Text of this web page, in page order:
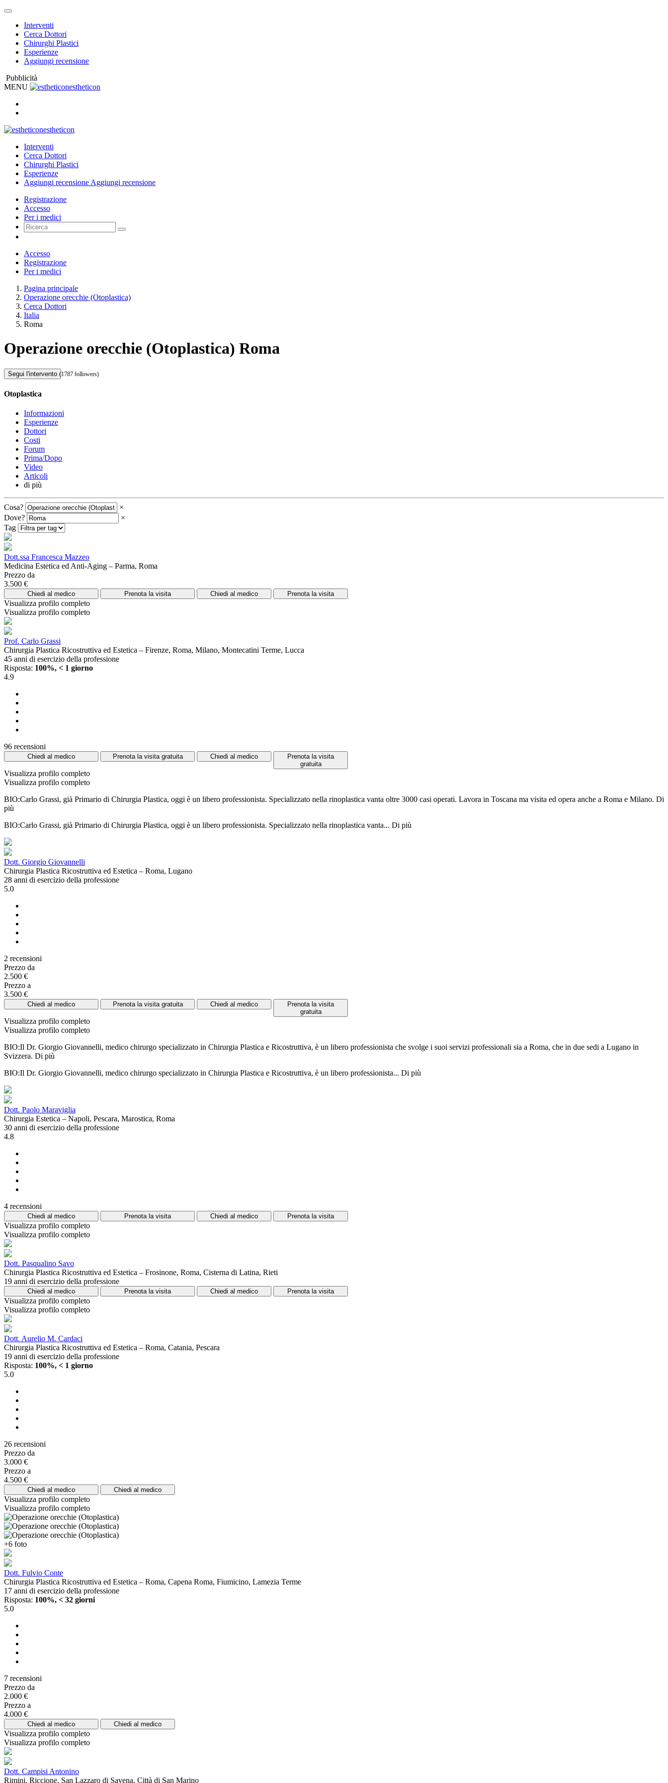
Interventi
Cerca Dottori
Chirurghi Plastici
Esperienze
Aggiungi recensione
Pubblicità
MENU
estheticon
estheticon
Interventi
Cerca Dottori
Chirurghi Plastici
Esperienze
Aggiungi recensione Aggiungi recensione
Registrazione
Accesso
Per i medici
Accesso
Registrazione
Per i medici
Pagina principale
Operazione orecchie (Otoplastica)
Cerca Dottori
Italia
Roma
Operazione orecchie (Otoplastica) Roma
Segui l'intervento (1787 followers)
Otoplastica
Informazioni
Esperienze
Dottori
Costi
Forum
Prima/Dopo
Video
Articoli
di più
Cosa?
×
Dove?
×
Tag
Dott.ssa Francesca Mazzeo
Medicina Estetica ed Anti-Aging – Parma, Roma
Prezzo da
3.500 €
Chiedi al medico Prenota la visita Chiedi al medico Prenota la visita
Visualizza profilo completo
Visualizza profilo completo
Prof. Carlo Grassi
Chirurgia Plastica Ricostruttiva ed Estetica – Firenze, Roma, Milano, Montecatini Terme, Lucca
45 anni di esercizio della professione
Risposta: 100%, < 1 giorno
4.9
96 recensioni
Chiedi al medico Prenota la visita gratuita Chiedi al medico
Prenota la visita
gratuita
Visualizza profilo completo
Visualizza profilo completo
BIO:Carlo Grassi, già Primario di Chirurgia Plastica, oggi è un libero professionista. Specializzato nella rinoplastica vanta oltre 3000 casi operati. Lavora in Toscana ma visita ed opera anche a Roma e Milano. Di
più
BIO:Carlo Grassi, già Primario di Chirurgia Plastica, oggi è un libero professionista. Specializzato nella rinoplastica vanta... Di più
Dott. Giorgio Giovannelli
Chirurgia Plastica Ricostruttiva ed Estetica – Roma, Lugano
28 anni di esercizio della professione
5.0
2 recensioni
Prezzo da
2.500 €
Prezzo a
3.500 €
Chiedi al medico Prenota la visita gratuita Chiedi al medico
Prenota la visita
gratuita
Visualizza profilo completo
Visualizza profilo completo
BIO:Il Dr. Giorgio Giovannelli, medico chirurgo specializzato in Chirurgia Plastica e Ricostruttiva, è un libero professionista che svolge i suoi servizi professionali sia a Roma, che in due sedi a Lugano in
Svizzera. Di più
BIO:Il Dr. Giorgio Giovannelli, medico chirurgo specializzato in Chirurgia Plastica e Ricostruttiva, è un libero professionista... Di più
Dott. Paolo Maraviglia
Chirurgia Estetica – Napoli, Pescara, Marostica, Roma
30 anni di esercizio della professione
4.8
4 recensioni
Chiedi al medico Prenota la visita Chiedi al medico Prenota la visita
Visualizza profilo completo
Visualizza profilo completo
Dott. Pasqualino Savo
Chirurgia Plastica Ricostruttiva ed Estetica – Frosinone, Roma, Cisterna di Latina, Rieti
19 anni di esercizio della professione
Chiedi al medico Prenota la visita Chiedi al medico Prenota la visita
Visualizza profilo completo
Visualizza profilo completo
Dott. Aurelio M. Cardaci
Chirurgia Plastica Ricostruttiva ed Estetica – Roma, Catania, Pescara
19 anni di esercizio della professione
Risposta: 100%, < 1 giorno
5.0
26 recensioni
Prezzo da
3.000 €
Prezzo a
4.500 €
Chiedi al medico Chiedi al medico
Visualizza profilo completo
Visualizza profilo completo
+6 foto
Dott. Fulvio Conte
Chirurgia Plastica Ricostruttiva ed Estetica – Roma, Capena Roma, Fiumicino, Lamezia Terme
17 anni di esercizio della professione
Risposta: 100%, < 32 giorni
5.0
7 recensioni
Prezzo da
2.000 €
Prezzo a
4.000 €
Chiedi al medico Chiedi al medico
Visualizza profilo completo
Visualizza profilo completo
Dott. Campisi Antonino
Rimini, Riccione, San Lazzaro di Savena, Città di San Marino